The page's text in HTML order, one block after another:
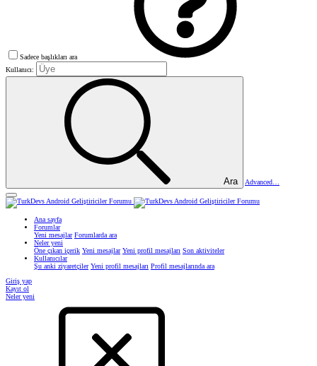
Sadece başlıkları ara
Kullanıcı:
Ara Advanced…
Ana sayfa
Forumlar
Yeni mesajlar Forumlarda ara
Neler yeni
Öne çıkan içerik Yeni mesajlar Yeni profil mesajları Son aktiviteler
Kullanıcılar
Şu anki ziyaretçiler Yeni profil mesajları Profil mesajlarında ara
Giriş yap
Kayıt ol
Neler yeni